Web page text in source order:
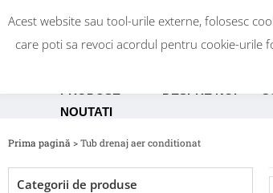
NOUTATI
Prima pagină > Tub drenaj aer conditionat
Categorii de produse
Acest website sau tool-urile externe, folosesc
care poti sa revoci acordul pentru cookie-urile